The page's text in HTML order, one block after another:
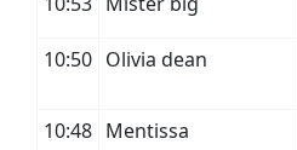
10:50 Olivia dean
10:48 Mentissa